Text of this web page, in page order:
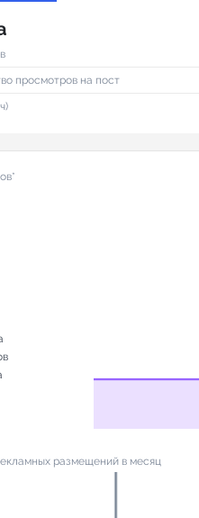
просмотров на пост
размещений в месяц